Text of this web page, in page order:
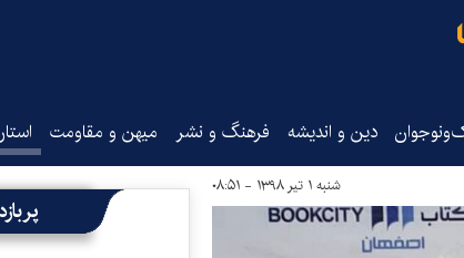
دین و اندیشه فرهنگ و نشر میهن و مقاومت
شنبه ۱ تیر ۱۳۹۸ - ۰۸:۵۱